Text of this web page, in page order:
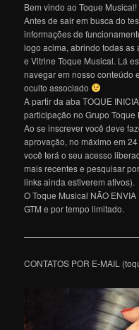
Bem vindo ao Toque Musical!
Antes de sair em busca do
informações de
logo acima, abrindo todas as
e Vitrine Toque Musical. Lá
navegar em nosso conteúdo
oculto associado
A partir da aba TOQUE
participação no Grupo Toque
Ao se inscrever você deve
aprovação, no máximo em
você terá o seu acesso
mais recentes e pesquisar
links ainda estiverem ativos).
O Toque Musical NÃO
GTM e por tempo limitado.
CONTATOS POR E-MAIL